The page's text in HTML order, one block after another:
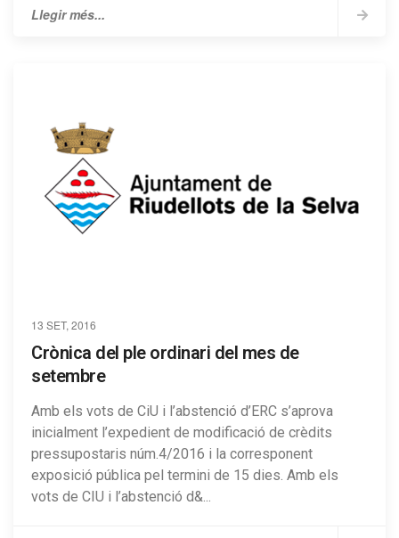
Llegir més...
13 SET, 2016
Crònica del ple ordinari del mes de
setembre
Amb els vots de CiU i l’abstenció d’ERC s’aprova
inicialment l’expedient de modificació de crèdits
pressupostaris núm.4/2016 i la corresponent
exposició pública pel termini de 15 dies. Amb els
vots de CIU i l’abstenció d&...